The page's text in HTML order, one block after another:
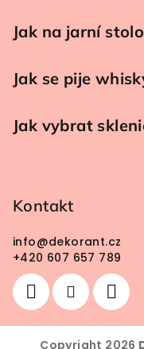
Jak na jarní
Jak se pije
Jak vybrat
Kontakt
info@dekorant.cz
+420 607 657 789
Copyright 2026